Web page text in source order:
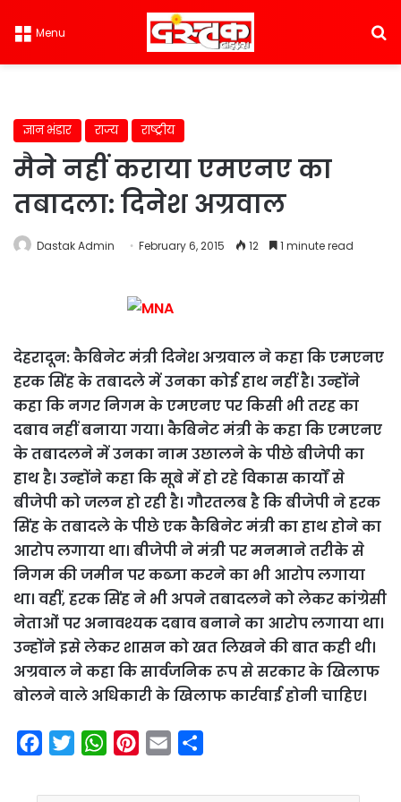
Menu
ज्ञान भंडार राज्य राष्ट्रीय
मैने नहीं कराया एमएनए का
तबादला: दिनेश अग्रवाल
Dastak Admin February 6, 2015 12 1 minute read
देहरादून: कैबिनेट मंत्री दिनेश अग्रवाल ने कहा कि एमएनए
हरक सिंह के तबादले में उनका कोई हाथ नहीं है। उन्होंने
कहा कि नगर निगम के एमएनए पर किसी भी तरह का
दबाव नहीं बनाया गया। कैबिनेट मंत्री के कहा कि एमएनए
के तबादलने में उनका नाम उछालने के पीछे बीजेपी का
हाथ है। उन्होंने कहा कि सूबे में हो रहे विकास कार्यों से
बीजेपी को जलन हो रही है। गौरतलब है कि बीजेपी ने हरक
सिंह के तबादले के पीछे एक कैबिनेट मंत्री का हाथ होने का
आरोप लगाया था। बीजेपी ने मंत्री पर मनमाने तरीके से
निगम की जमीन पर कब्जा करने का भी आरोप लगाया
था। वहीं, हरक सिंह ने भी अपने तबादलने को लेकर कांग्रेसी
नेताओं पर अनावश्यक दबाव बनाने का आरोप लगाया था।
उन्होंने इसे लेकर शासन को खत लिखने की बात कही थी।
अग्रवाल ने कहा कि सार्वजनिक रूप से सरकार के खिलाफ
बोलने वाले अधिकारी के खिलाफ कार्रवाई होनी चाहिए।
c
i
W
a
n
a
a